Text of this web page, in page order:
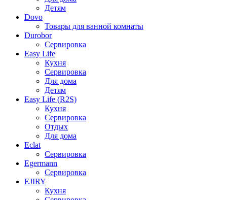
Детям
Dovo
Товары для ванной комнаты
Durobor
Сервировка
Easy Life
Кухня
Сервировка
Для дома
Детям
Easy Life (R2S)
Кухня
Сервировка
Отдых
Для дома
Eclat
Сервировка
Egermann
Сервировка
EJIRY
Кухня